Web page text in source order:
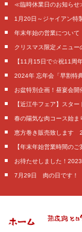
≪臨時休業日のお知ら
1月20日～ジャイアン特
年末年始の営業について
クリスマス限定メニュー
【11月15日で☆祝11周
2024年 忘年会「早割特
お盆特別企画！昼宴会開
【近江牛フェア】スター
春の陽気な肉コース始ま
恵方巻き販売致します
【年末年始営業時間のご
お待たせしました！
7月29日 肉の日です！